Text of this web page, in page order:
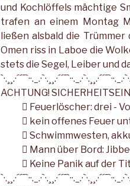
und Kochlöffels mächtige
trafen an einem Montag
ließen alsbald die
Omen riss in Laboe die
stets die Segel, Leiber und
ACHTUNG!
 Feuerlöscher: drei -
 kein offenes Feuer
 Schwimmwesten,
 Mann über Bord:
 Keine Panik auf der